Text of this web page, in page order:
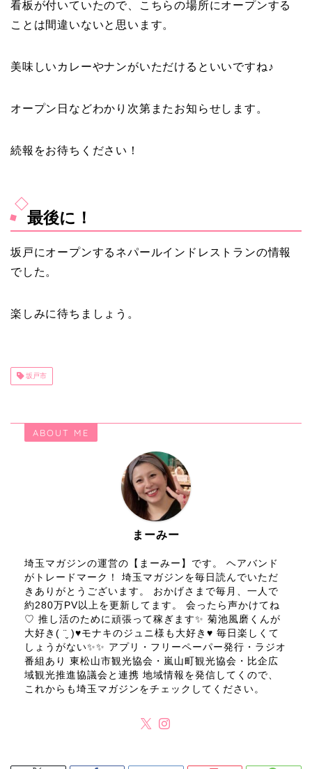
看板が付いていたので、こちらの場所にオープンする
ことは間違いないと思います。
美味しいカレーやナンがいただけるといいですね♪
オープン日などわかり次第またお知らせします。
続報をお待ちください！
最後に！
坂戸にオープンするネパールインドレストランの情報
でした。
楽しみに待ちましょう。
坂戸市
ABOUT ME
まーみー
埼玉マガジンの運営の【まーみー】です。 ヘアバンド
がトレードマーク！ 埼玉マガジンを毎日読んでいただ
きありがとうございます。 おかげさまで毎月、一人で
約280万PV以上を更新してます。 会ったら声かけてね
♡ 推し活のために頑張って稼ぎます✨ 菊池風磨くんが
大好き( ¨̮ )♥モナキのジュニ様も大好き♥ 毎日楽しくて
しょうがない✨✨ アプリ・フリーペーパー発行・ラジオ
番組あり 東松山市観光協会・嵐山町観光協会・比企広
域観光推進協議会と連携 地域情報を発信してくので、
これからも埼玉マガジンをチェックしてください。